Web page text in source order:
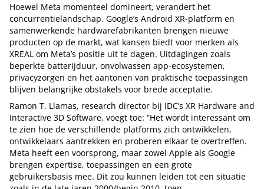
Hoewel Meta momenteel domineert, verandert het
concurrentielandschap. Google’s Android XR-platform en
samenwerkende hardwarefabrikanten brengen nieuwe
producten op de markt, wat kansen biedt voor merken als
XREAL om Meta’s positie uit te dagen. Uitdagingen zoals
beperkte batterijduur, onvolwassen app-ecosystemen,
privacyzorgen en het aantonen van praktische toepassingen
blijven belangrijke obstakels voor brede acceptatie.
Ramon T. Llamas, research director bij IDC’s XR Hardware and
Interactive 3D Software, voegt toe: “Het wordt interessant om
te zien hoe de verschillende platforms zich ontwikkelen,
ontwikkelaars aantrekken en proberen elkaar te overtreffen.
Meta heeft een voorsprong, maar zowel Apple als Google
brengen expertise, toepassingen en een grote
gebruikersbasis mee. Dit zou kunnen leiden tot een situatie